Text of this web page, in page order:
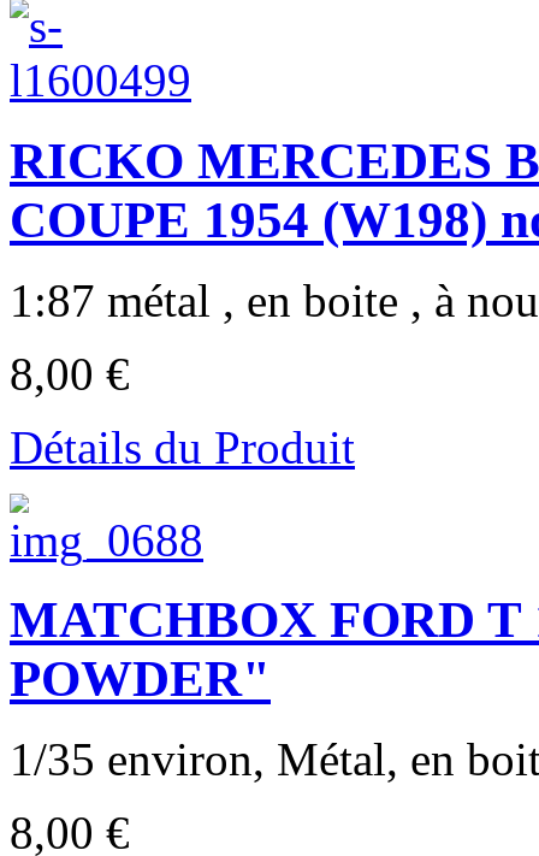
RICKO MERCEDES
COUPE 1954 (W198)
1:87 métal , en boite , à
8,00 €
Détails du Produit
MATCHBOX FORD T
POWDER"
1/35 environ, Métal, en
8,00 €